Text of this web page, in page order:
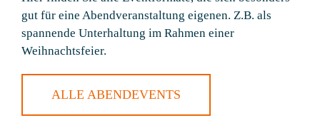
gut für eine Abendveranstaltung eigenen. Z.B. als
spannende Unterhaltung im Rahmen einer
Weihnachtsfeier.
ALLE ABENDEVENTS